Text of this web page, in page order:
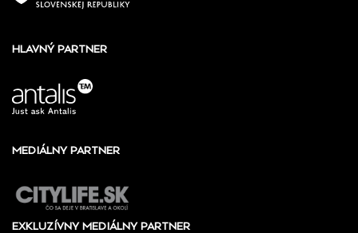
HLAVNÝ PARTNER
MEDIÁLNY PARTNER
EXKLUZÍVNY MEDIÁLNY PARTNER